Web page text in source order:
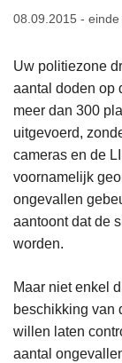
08.09.2015 - einde
Uw politiezone
aantal doden op
meer dan 300
uitgevoerd,
cameras en de
voornamelijk
ongevallen
aantoont dat de
worden.
Maar niet enkel
beschikking van
willen laten
aantal